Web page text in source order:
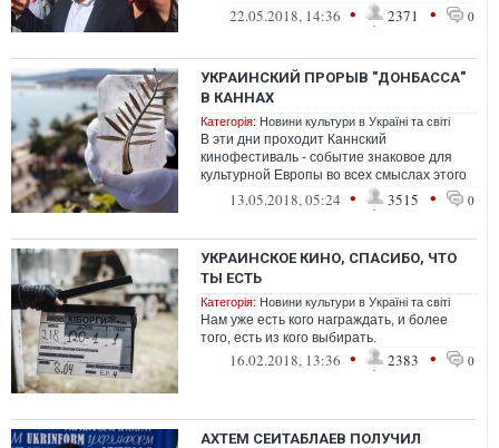
Скорее даже не скандал, а много шума.
22.05.2018, 14:36 • 2371 • 0
УКРАИНСКИЙ ПРОРЫВ "ДОНБАССА"
В КАННАХ
Категорія: Новини культури в Україні та світі
В эти дни проходит Каннский
кинофестиваль - событие знаковое для
культурной Европы во всех смыслах этого
слова.13.05.2018, 05:24 • 3515 • 0
УКРАИНСКОЕ КИНО, СПАСИБО, ЧТО
ТЫ ЕСТЬ
Категорія: Новини культури в Україні та світі
Нам уже есть кого награждать, и более
того, есть из кого выбирать.
16.02.2018, 13:36 • 2383 • 0
АХТЕМ СЕИТАБЛАЕВ ПОЛУЧИЛ